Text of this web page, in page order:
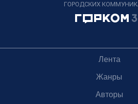
ГОРОДСКИХ
Лента
Жанры
Авторы